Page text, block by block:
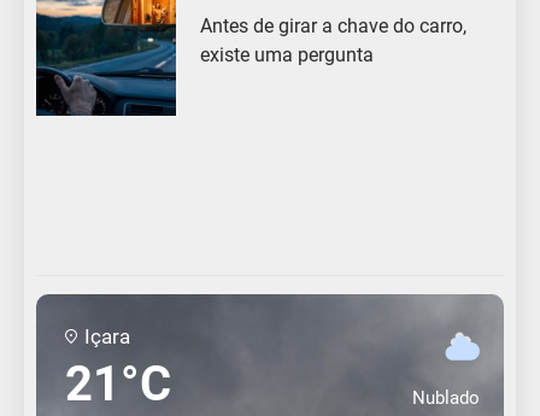
Antes de girar a chave do carro,
existe uma pergunta
Içara
21°C Nublado